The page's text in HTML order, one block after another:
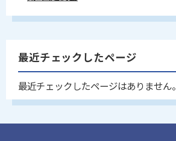
最近チェックしたページ
最近チェックしたページはありません。